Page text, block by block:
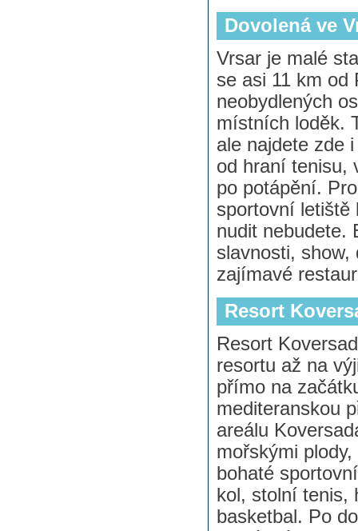
Dovolená ve
Vrsar je malé
se asi 11 km od
neobydlených
místních loděk.
ale najdete zde
od hraní tenisu,
po potápění.
sportovní letiště
nudit nebudete.
slavnosti,
zajímavé
Resort
Resort
resortu až na
přímo na
mediteranskou
areálu
mořskými
bohaté
kol, stolní tenis,
basketbal. Po